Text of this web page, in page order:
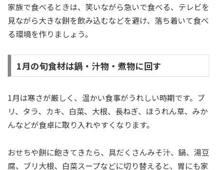
家族で食べるときは、笑いながら急いで食べる、テレビを
見ながら大きな餅を飲み込むなどを避け、落ち着いて食べ
る環境を作りましょう。
1月の旬食材は鍋・汁物・煮物に回す
1月は寒さが厳しく、温かい食事がうれしい時期です。ブ
リ、タラ、カキ、白菜、大根、長ねぎ、ほうれん草、みか
んなどが食卓に取り入れやすくなります。
おせちや餅に飽きてきたら、具だくさんみそ汁、鍋、湯豆
腐、ブリ大根、白菜スープなどに切り替えると、胃にも家